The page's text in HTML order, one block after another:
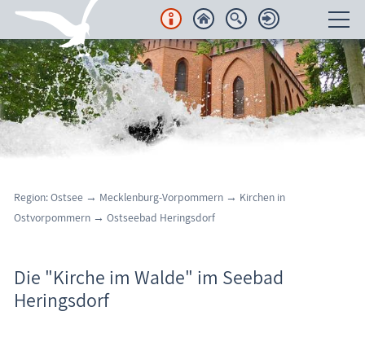
Unterkünfte
Regionales
Urlaubsorte
Karten
Freizeit
Wissenswertes
Aktuelles
Insel Usedom / Heringsdorf: Kirche im Walde
Region: Ostsee → Mecklenburg-Vorpommern → Kirchen in
Ostvorpommern → Ostseebad Heringsdorf
Die "Kirche im Walde" im Seebad
Heringsdorf